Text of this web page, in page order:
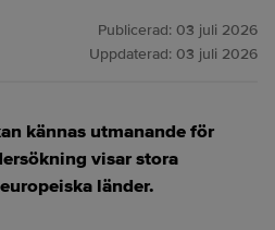
Publicerad: 03 juli 2026
Uppdaterad: 03 juli 2026
kännas utmanande för
visar stora
länder.